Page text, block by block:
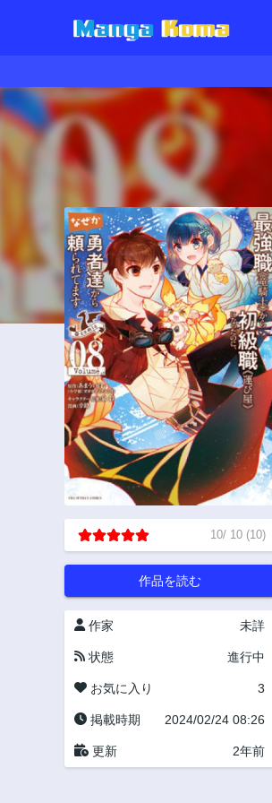
10/ 10 (10)
作品を読む
作家 未詳
状態 進行中
お気に入り 3
掲載時期 2024/02/24 08:26
更新 2年前